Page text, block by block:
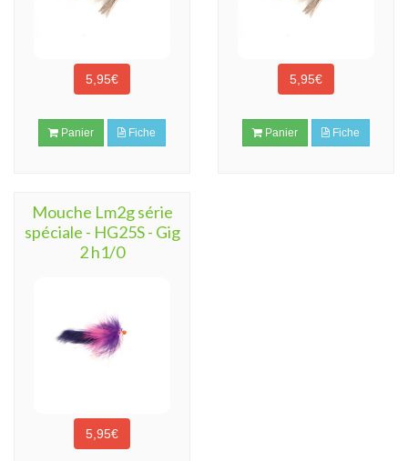
5,95€
Panier Fiche
5,95€
Panier Fiche
Mouche Lm2g série
spéciale - HG25S - Gig
2 h1/0
5,95€